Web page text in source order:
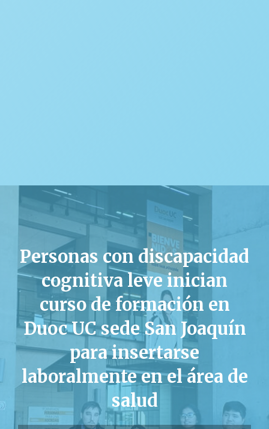
Personas con discapacidad
cognitiva leve inician
curso de formación en
Duoc UC sede San Joaquín
para insertarse
laboralmente en el área de
salud